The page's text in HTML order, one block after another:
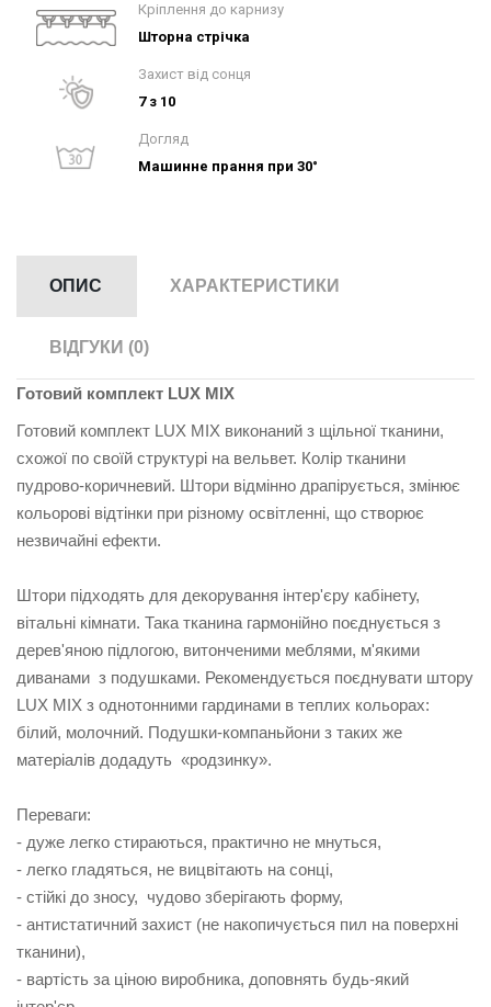
Кріплення до карнизу
Шторна стрічка
Захист від сонця
7 з 10
Догляд
Машинне прання при 30°
ОПИС ХАРАКТЕРИСТИКИ
ВІДГУКИ (0)
Готовий комплект LUX MIX
Готовий комплект LUX MIX виконаний з щільної тканини,
схожої по своїй структурі на вельвет. Колір тканини
пудрово-коричневий. Штори відмінно драпірується, змінює
кольорові відтінки при різному освітленні, що створює
незвичайні ефекти.
Штори підходять для декорування інтер'єру кабінету,
вітальні кімнати. Така тканина гармонійно поєднується з
дерев'яною підлогою, витонченими меблями, м'якими
диванами з подушками. Рекомендується поєднувати штору
LUX MIX з однотонними гардинами в теплих кольорах:
білий, молочний. Подушки-компаньйони з таких же
матеріалів додадуть «родзинку».
Переваги:
- дуже легко стираються, практично не мнуться,
- легко гладяться, не вицвітають на сонці,
- стійкі до зносу, чудово зберігають форму,
- антистатичний захист (не накопичується пил на поверхні
тканини),
- вартість за ціною виробника, доповнять будь-який